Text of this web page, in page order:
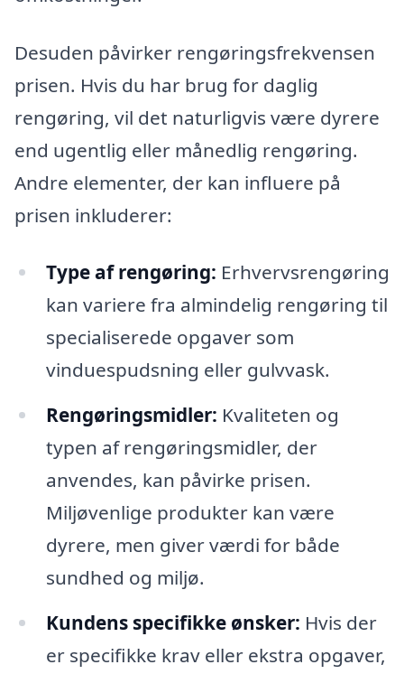
Desuden påvirker rengøringsfrekvensen
prisen. Hvis du har brug for daglig
rengøring, vil det naturligvis være dyrere
end ugentlig eller månedlig rengøring.
Andre elementer, der kan influere på
prisen inkluderer:
Type af rengøring: Erhvervsrengøring
kan variere fra almindelig rengøring til
specialiserede opgaver som
vinduespudsning eller gulvvask.
Rengøringsmidler: Kvaliteten og
typen af rengøringsmidler, der
anvendes, kan påvirke prisen.
Miljøvenlige produkter kan være
dyrere, men giver værdi for både
sundhed og miljø.
Kundens specifikke ønsker: Hvis der
er specifikke krav eller ekstra opgaver,